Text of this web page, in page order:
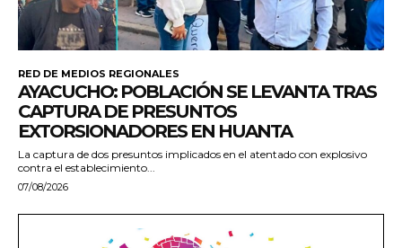
RED DE MEDIOS REGIONALES
AYACUCHO: POBLACIÓN SE LEVANTA TRAS
CAPTURA DE PRESUNTOS
EXTORSIONADORES EN HUANTA
La captura de dos presuntos implicados en el atentado con explosivo
contra el establecimiento...
07/08/2026